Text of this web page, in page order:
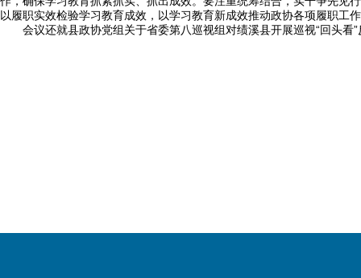
以履职实效检验学习教育成效，以学习教育新成效推动政协各项履职工
会议还就县政协党组关于省委第八巡视组对绩溪县开展巡视“回头看